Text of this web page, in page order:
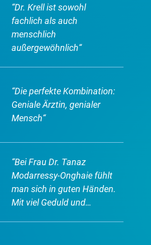
“Dr. Krell ist sowohl
fachlich als auch
menschlich
außergewöhnlich“
“Die perfekte Kombination:
Geniale Ärztin, genialer
Mensch“
“Bei Frau Dr. Tanaz
Modarressy-Onghaie fühlt
man sich in guten Händen.
Mit viel Geduld und